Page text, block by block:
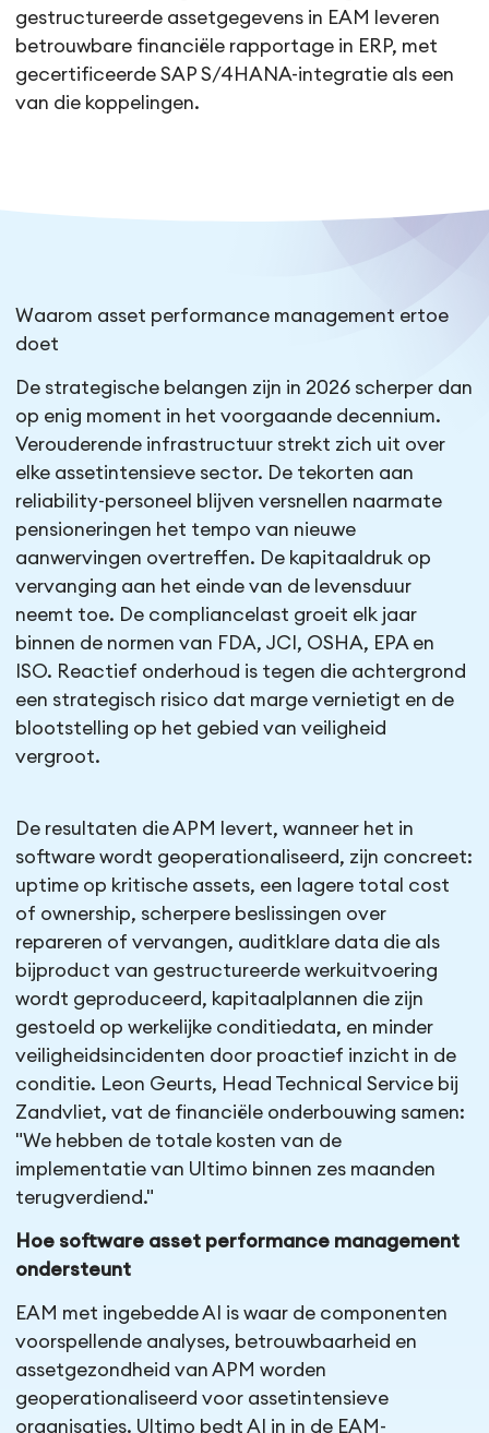
gestructureerde assetgegevens in EAM leveren
betrouwbare financiële rapportage in ERP, met
gecertificeerde SAP S/4HANA-integratie als een
van die koppelingen.
Waarom asset performance management ertoe
doet
De strategische belangen zijn in 2026 scherper dan
op enig moment in het voorgaande decennium.
Verouderende infrastructuur strekt zich uit over
elke assetintensieve sector. De tekorten aan
reliability-personeel blijven versnellen naarmate
pensioneringen het tempo van nieuwe
aanwervingen overtreffen. De kapitaaldruk op
vervanging aan het einde van de levensduur
neemt toe. De compliancelast groeit elk jaar
binnen de normen van FDA, JCI, OSHA, EPA en
ISO. Reactief onderhoud is tegen die achtergrond
een strategisch risico dat marge vernietigt en de
blootstelling op het gebied van veiligheid
vergroot.
De resultaten die APM levert, wanneer het in
software wordt geoperationaliseerd, zijn concreet:
uptime op kritische assets, een lagere total cost
of ownership, scherpere beslissingen over
repareren of vervangen, auditklare data die als
bijproduct van gestructureerde werkuitvoering
wordt geproduceerd, kapitaalplannen die zijn
gestoeld op werkelijke conditiedata, en minder
veiligheidsincidenten door proactief inzicht in de
conditie. Leon Geurts, Head Technical Service bij
Zandvliet, vat de financiële onderbouwing samen:
"We hebben de totale kosten van de
implementatie van Ultimo binnen zes maanden
terugverdiend."
Hoe software asset performance management
ondersteunt
EAM met ingebedde AI is waar de componenten
voorspellende analyses, betrouwbaarheid en
assetgezondheid van APM worden
geoperationaliseerd voor assetintensieve
organisaties. Ultimo bedt AI in in de EAM-